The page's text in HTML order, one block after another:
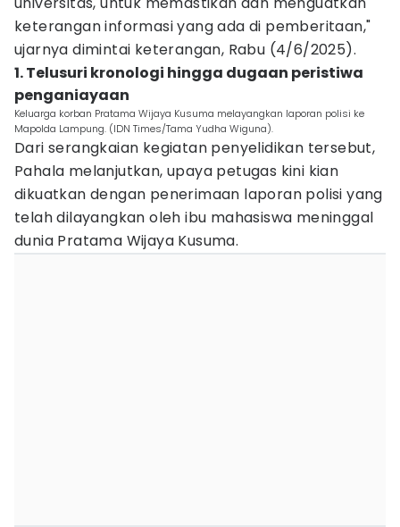
keterangan informasi yang ada di pemberitaan,"
ujarnya dimintai keterangan, Rabu (4/6/2025).
1. Telusuri kronologi hingga dugaan peristiwa
penganiayaan
Keluarga korban Pratama Wijaya Kusuma melayangkan laporan polisi ke
Mapolda Lampung. (IDN Times/Tama Yudha Wiguna).
Dari serangkaian kegiatan penyelidikan tersebut,
Pahala melanjutkan, upaya petugas kini kian
dikuatkan dengan penerimaan laporan polisi yang
telah dilayangkan oleh ibu mahasiswa meninggal
dunia Pratama Wijaya Kusuma.